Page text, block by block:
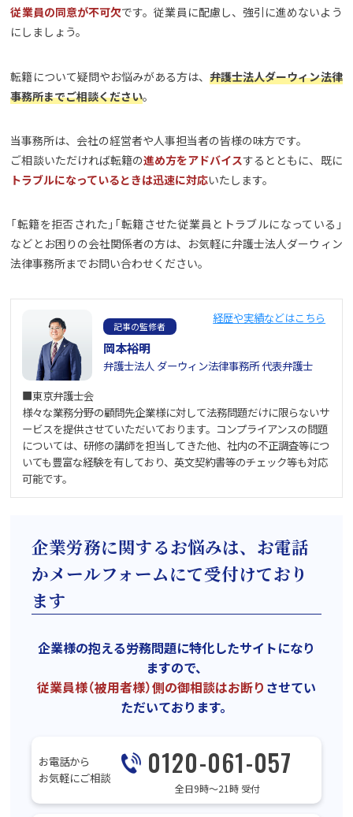
従業員の同意が不可欠です。従業員に配慮し、強引に進めないよう
にしましょう。
転籍について疑問やお悩みがある方は、弁護士法人ダーウィン法律
事務所までご相談ください。
当事務所は、会社の経営者や人事担当者の皆様の味方です。
ご相談いただければ転籍の進め方をアドバイスするとともに、既に
トラブルになっているときは迅速に対応いたします。
「転籍を拒否された」「転籍させた従業員とトラブルになっている」
などとお困りの会社関係者の方は、お気軽に弁護士法人ダーウィン
法律事務所までお問い合わせください。
記事の監修者
岡本裕明
弁護士法人 ダーウィン法律事務所 代表弁護士
経歴や実績などはこちら
■東京弁護士会
様々な業務分野の顧問先企業様に対して法務問題だけに限らないサ
ービスを提供させていただいております。コンプライアンスの問題
については、研修の講師を担当してきた他、社内の不正調査等につ
いても豊富な経験を有しており、英文契約書等のチェック等も対応
可能です。
企業労務に関するお悩みは、お電話
かメールフォームにて受付けており
ます
企業様の抱える労務問題に特化したサイトになり
ますので、
従業員様（被用者様）側の御相談はお断り させてい
ただいております。
お電話から
お気軽にご相談
0120-061-057
全日9時〜21時 受付